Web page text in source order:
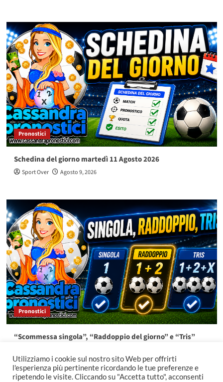
Pronostici
Schedina del giorno martedì 11 Agosto 2026
Sport Over Agosto 9, 2026
Pronostici
“Scommessa singola”, “Raddoppio del giorno” e “Tris”
Sport Over Agosto 9, 2026
Utilizziamo i cookie sul nostro sito Web per offrirti
l'esperienza più pertinente ricordando le tue preferenze e
ripetendo le visite. Cliccando su "Accetta tutto", acconsenti